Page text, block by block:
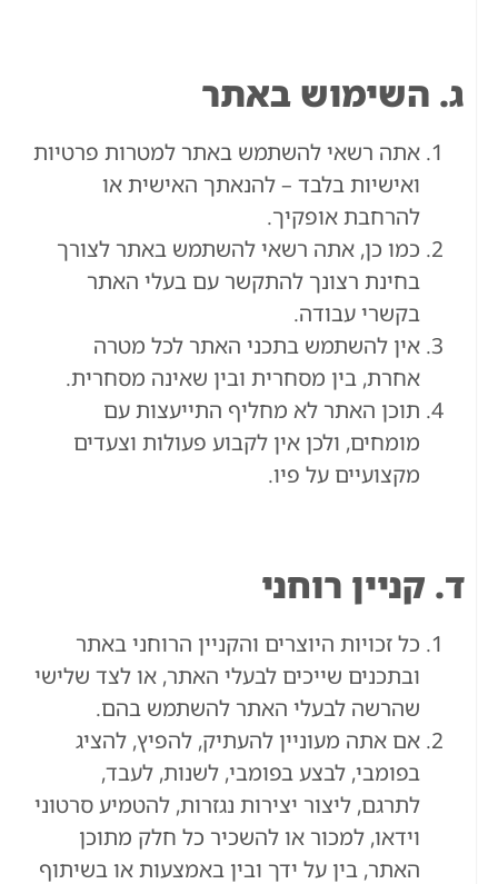
ג. השימוש באתר
אתה רשאי להשתמש באתר למטרות פרטיות
ואישיות בלבד – להנאתך האישית או
להרחבת אופקיך.
כמו כן, אתה רשאי להשתמש באתר לצורך
בחינת רצונך להתקשר עם בעלי האתר
בקשרי עבודה.
אין להשתמש בתכני האתר לכל מטרה
אחרת, בין מסחרית ובין שאינה מסחרית.
תוכן האתר לא מחליף התייעצות עם
מומחים, ולכן אין לקבוע פעולות וצעדים
מקצועיים על פיו.
ד. קניין רוחני
כל זכויות היוצרים והקניין הרוחני באתר
ובתכנים שייכים לבעלי האתר, או לצד שלישי
שהרשה לבעלי האתר להשתמש בהם.
אם אתה מעוניין להעתיק, להפיץ, להציג
בפומבי, לבצע בפומבי, לשנות, לעבד,
לתרגם, ליצור יצירות נגזרות, להטמיע סרטוני
וידאו, למכור או להשכיר כל חלק מתוכן
האתר, בין על ידך ובין באמצעות או בשיתוף